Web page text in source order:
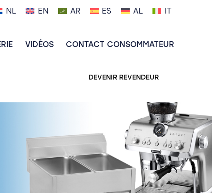
NL EN AR ES AL IT
VIDÉOS CONTACT CONSOMMATEUR
DEVENIR REVENDEUR